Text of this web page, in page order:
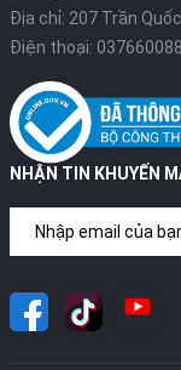
Địa chỉ: 207 Trần Quốc
Điện thoại:
NHẬN TIN KHUYẾN